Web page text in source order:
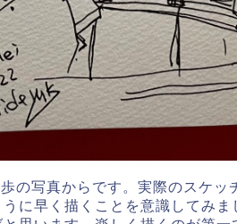
の写真からです。実際のスケッ
に早く描くことを意識してみ